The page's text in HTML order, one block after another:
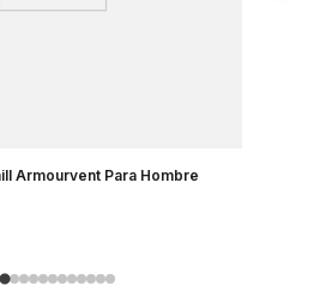
Armourvent Para Hombre